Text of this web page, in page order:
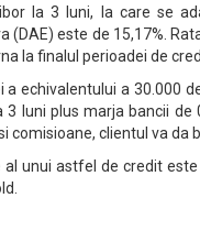
la 3 luni, la care se
(DAE) este de 15,17%.
la finalul perioadei de
a echivalentului a 30.000
3 luni plus marja bancii
comisioane, clientul va da
al unui astfel de credit